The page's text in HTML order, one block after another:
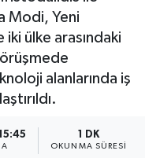
Modi, Yeni
iki ülke arasındaki
alanlarında iş
1 DK
OKUNMA SÜRESI